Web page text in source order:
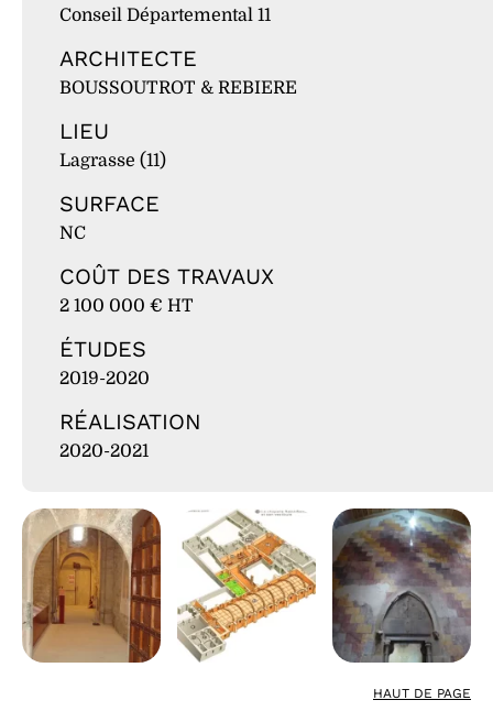
Conseil Départemental 11
ARCHITECTE
BOUSSOUTROT & REBIERE
LIEU
Lagrasse (11)
SURFACE
NC
COÛT DES TRAVAUX
2 100 000 € HT
ÉTUDES
2019-2020
RÉALISATION
2020-2021
HAUT DE PAGE